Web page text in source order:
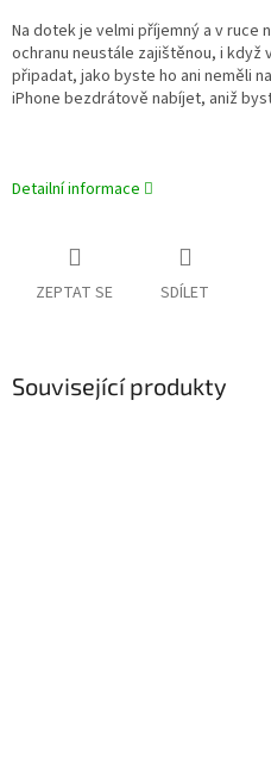
Na dotek je velmi příjemný a v ruce
ochranu neustále zajištěnou, i
připadat, jako byste ho ani neměli
iPhone bezdrátově nabíjet, aniž
Detailní informace
ZEPTAT SE SDÍLET
Související produkty